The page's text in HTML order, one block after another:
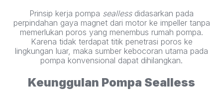
Prinsip kerja pompa seallessdidasarkan pada
perpindahan gaya magnet dari motor ke impeller tanpa
memerlukan poros yang menembus rumah pompa.
Karena tidak terdapat titik penetrasi poros ke
lingkungan luar, maka sumber kebocoran utama pada
pompa konvensional dapat dihilangkan.
Keunggulan Pompa Sealless